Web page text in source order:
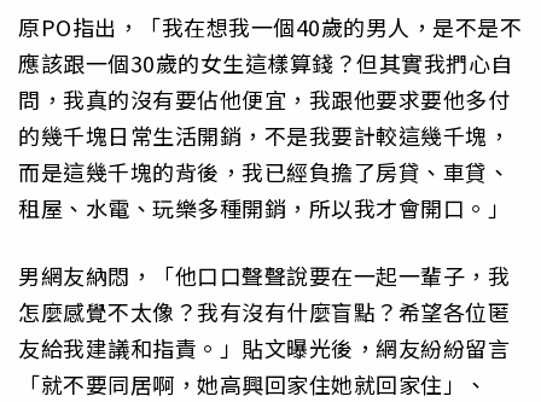
原PO指出，「我在想我一個40歲的男人，是不是不
應該跟一個30歲的女生這樣算錢？但其實我捫心自
問，我真的沒有要佔他便宜，我跟他要求要他多付
的幾千塊日常生活開銷，不是我要計較這幾千塊，
而是這幾千塊的背後，我已經負擔了房貸、車貸、
租屋、水電、玩樂多種開銷，所以我才會開口。」
男網友納悶，「他口口聲聲說要在一起一輩子，我
怎麼感覺不太像？我有沒有什麼盲點？希望各位匿
友給我建議和指責。」貼文曝光後，網友紛紛留言
「就不要同居啊，她高興回家住她就回家住」、